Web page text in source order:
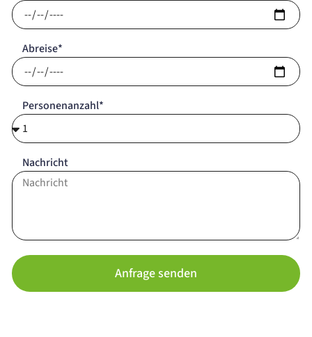
Abreise*
Personenanzahl*
Nachricht
Anfrage senden